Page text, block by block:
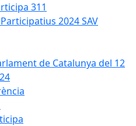
311
2024 SAV
de Catalunya del 12